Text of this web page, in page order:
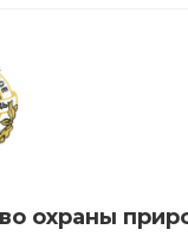
охраны